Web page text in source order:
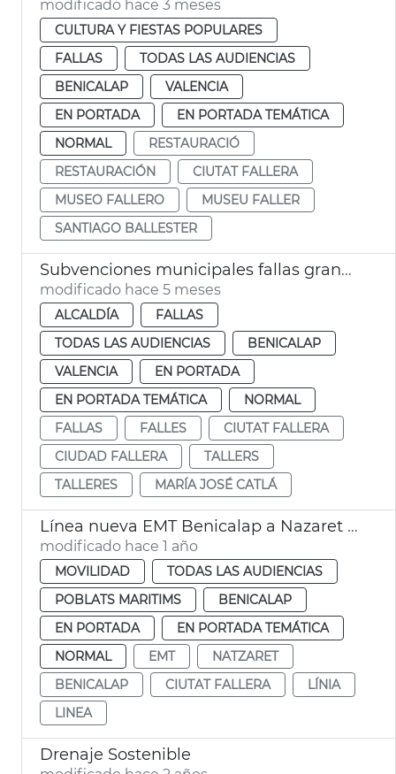
modificado hace 3 meses
CULTURA Y FIESTAS POPULARES
FALLAS
TODAS LAS AUDIENCIAS
BENICALAP
VALENCIA
EN PORTADA
EN PORTADA TEMÁTICA
NORMAL
RESTAURACIÓ
RESTAURACIÓN
CIUTAT FALLERA
MUSEO FALLERO
MUSEU FALLER
SANTIAGO BALLESTER
Subvenciones municipales fallas grandes e infantiles València
modificado hace 5 meses
ALCALDÍA
FALLAS
TODAS LAS AUDIENCIAS
BENICALAP
VALENCIA
EN PORTADA
EN PORTADA TEMÁTICA
NORMAL
FALLAS
FALLES
CIUTAT FALLERA
CIUDAD FALLERA
TALLERS
TALLERES
MARÍA JOSÉ CATLÁ
Línea nueva EMT Benicalap a Nazaret València
modificado hace 1 año
MOVILIDAD
TODAS LAS AUDIENCIAS
POBLATS MARITIMS
BENICALAP
EN PORTADA
EN PORTADA TEMÁTICA
NORMAL
EMT
NATZARET
BENICALAP
CIUTAT FALLERA
LÍNIA
LINEA
Drenaje Sostenible